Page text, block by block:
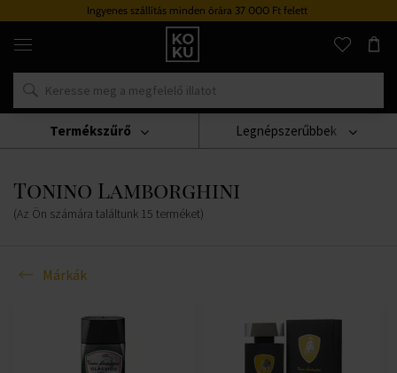
Ingyenes szállítás minden órára 37 000 Ft felett
Eredeti
parfümök
órák
egy
Márkák Tonino Lamborghini
Tonino Lamborghini
(Az Ön számára találtunk 15 terméket)
Legnépszerűbbek
Márkák
Termékszűrő